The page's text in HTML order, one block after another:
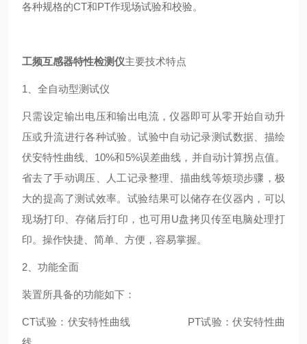
各种规格的CT和PT作现场试验和校验。
工频互感器特性检测仪主要技术特点
1、全自动型测试仪
只需设定输出电压和输出电流，仪器即可从零开始自动升
压或升流进行各种试验。试验中自动记录测试数据、描绘
伏安特性曲线、10%和5%误差曲线，并自动计算拐点值。
省去了手动调压、人工记录整理、描曲线等烦琐步骤，极
大的提高了测试效率。试验结果可以储存在仪器内，可以
现场打印、存储后打印，也可用U盘拷贝传至电脑处理打
印。操作快捷、简单、方便，容易掌握。
2、功能全面
装置所具备的功能如下：
CT试验：伏安特性曲线 PT试验：伏安特性曲